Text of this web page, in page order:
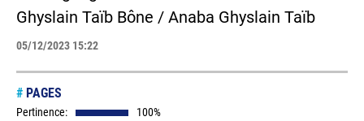
Ghyslain Taïb Bône / Anaba Ghyslain Taïb
05/12/2023 15:22
# PAGES
Pertinence: 100%